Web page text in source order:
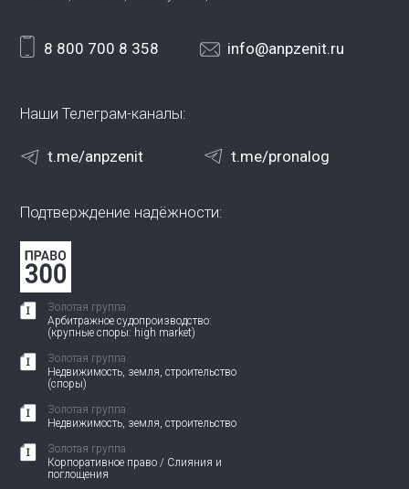
8 800 700 8 358 info@anpzenit.ru
Наши Телеграм-каналы:
t.me/anpzenit t.me/pronalog
Подтверждение надёжности:
Золотая группа
Арбитражное судопроизводство:
(крупные споры: high market)
Золотая группа
Недвижимость, земля, строительство
(споры)
Золотая группа
Недвижимость, земля, строительство
Золотая группа
Корпоративное право / Слияния и
поглощения